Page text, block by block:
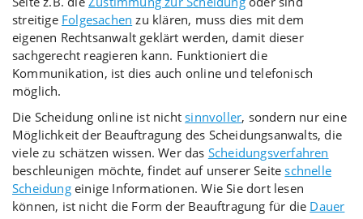
streitige Folgesachen zu klären, muss dies mit dem
eigenen Rechtsanwalt geklärt werden, damit dieser
sachgerecht reagieren kann. Funktioniert die
Kommunikation, ist dies auch online und telefonisch
möglich.
Die Scheidung online ist nicht sinnvoller, sondern nur eine
Möglichkeit der Beauftragung des Scheidungsanwalts, die
viele zu schätzen wissen. Wer das Scheidungsverfahren
beschleunigen möchte, findet auf unserer Seite schnelle
Scheidungeinige Informationen. Wie Sie dort lesen
können, ist nicht die Form der Beauftragung für die Dauer